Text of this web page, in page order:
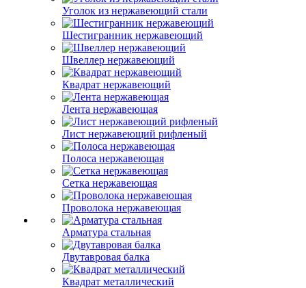
Уголок из нержавеющий стали
Шестигранник нержавеющий
Швеллер нержавеющий
Квадрат нержавеющий
Лента нержавеющая
Лист нержавеющий рифленый
Полоса нержавеющая
Сетка нержавеющая
Проволока нержавеющая
Арматура стальная
Двутавровая балка
Квадрат металлический